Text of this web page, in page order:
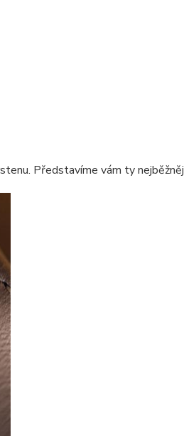
Představíme vám ty